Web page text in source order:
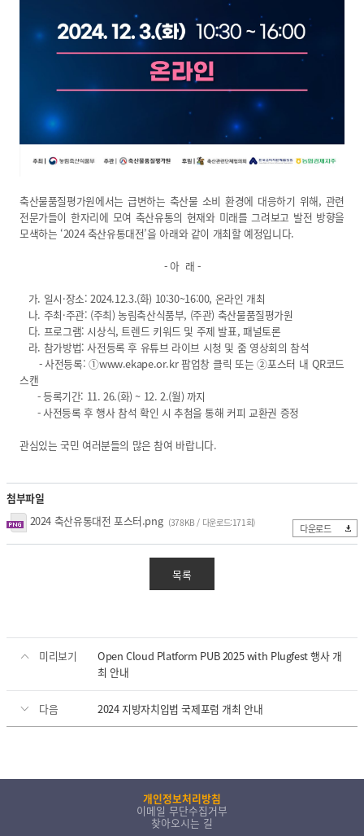
수의계약 현황
부패징계현황
윤리위반신고센터
축산물품질평가원에서는 급변하는 축산물 소비 환경에 대응하기 위해, 관련
전문가들이 한자리에 모여 축산유통의 현재와 미래를 그려보고 발전 방향을
모색하는 ‘2024 축산유통대전’을 아래와 같이 개최할 예정입니다.
- 아 래 -
가. 일시·장소: 2024.12.3.(화) 10:30~16:00, 온라인 개최
나. 주최·주관: (주최) 농림축산식품부, (주관) 축산물품질평가원
다. 프로그램: 시상식, 트렌드 키워드 및 주제 발표, 패널토론
라. 참가방법: 사전등록 후 유튜브 라이브 시청 및 줌 영상회의 참석
- 사전등록: ①www.ekape.or.kr 팝업창 클릭 또는 ②포스터 내 QR코드
스캔
- 등록기간: 11. 26.(화) ~ 12. 2.(월) 까지
- 사전등록 후 행사 참석 확인 시 추첨을 통해 커피 교환권 증정
관심있는 국민 여러분들의 많은 참여 바랍니다.
첨부파일
2024 축산유통대전 포스터.png (378KB / 다운로드:171회) 다운로드
목록
미리보기
Open Cloud Platform PUB 2025 with Plugfest 행사 개
최 안내
다음 2024 지방자치입법 국제포럼 개최 안내
개인정보처리방침
이메일 무단수집거부
찾아오시는 길